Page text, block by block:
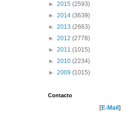
► 2015 (2593)
► 2014 (3639)
► 2013 (2663)
► 2012 (2778)
► 2011 (1015)
► 2010 (2234)
► 2009 (1015)
Contacto
[E-Mail ]